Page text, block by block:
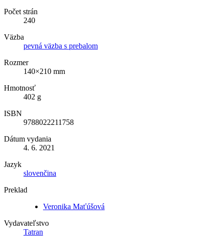
Počet strán
240
Väzba
pevná väzba s prebalom
Rozmer
140×210 mm
Hmotnosť
402 g
ISBN
9788022211758
Dátum vydania
4. 6. 2021
Jazyk
slovenčina
Preklad
Veronika Maťúšová
Vydavateľstvo
Tatran